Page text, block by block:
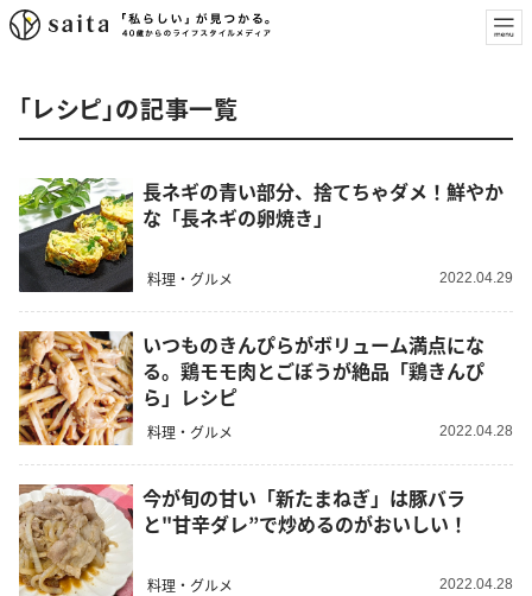
「レシピ」の記事一覧
長ネギの青い部分、捨てちゃダメ！鮮やか
な「長ネギの卵焼き」
料理・グルメ 2022.04.29
いつものきんぴらがボリューム満点にな
る。鶏モモ肉とごぼうが絶品「鶏きんぴ
ら」レシピ
料理・グルメ 2022.04.28
今が旬の甘い「新たまねぎ」は豚バラ
と"甘辛ダレ”で炒めるのがおいしい！
料理・グルメ 2022.04.28